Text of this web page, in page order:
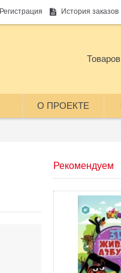
Регистрация История заказов
О ПРОЕКТЕ
Рекомендуем